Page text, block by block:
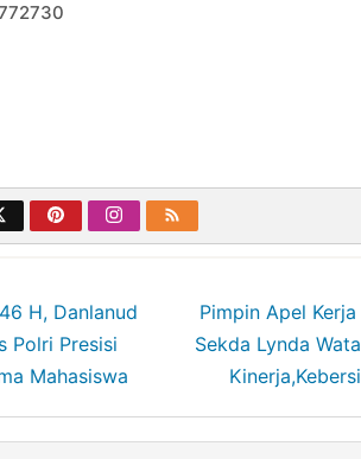
H, Danlanud
Polri Presisi
Mahasiswa
Pimpin Apel
Sekda Lynda